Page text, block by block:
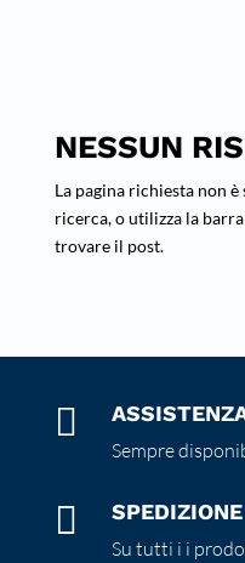
NESSUN
La pagina richiesta non
ricerca, o utilizza la
trovare il post.

Sempre

Su tutti i i